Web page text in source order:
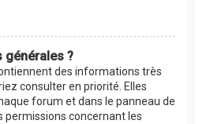
générales ?
des informations très
consulter en priorité. Elles
forum et dans le panneau de
permissions concernant les